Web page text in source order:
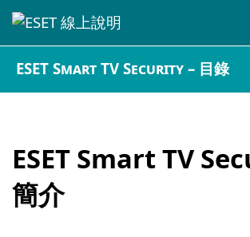
ESET Smart TV Security – 目錄
ESET Smart TV
簡介